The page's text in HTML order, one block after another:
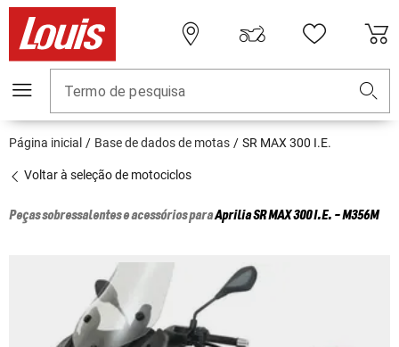
Termo de pesquisa
Página inicial Base de dados de motas SR MAX 300 I.E.
Voltar à seleção de motociclos
Peças sobressalentes e acessórios paraApriliaSR MAX 300 I.E. - M356M